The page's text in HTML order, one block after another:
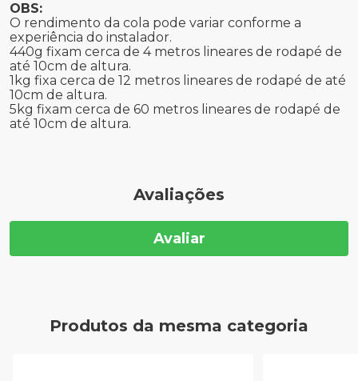
OBS:
O rendimento da cola pode variar conforme a
experiência do instalador.
440g fixam cerca de 4 metros lineares de rodapé de
até 10cm de altura.
1kg fixa cerca de 12 metros lineares de rodapé de até
10cm de altura.
5kg fixam cerca de 60 metros lineares de rodapé de
até 10cm de altura.
Avaliações
Avaliar
Produtos da mesma categoria